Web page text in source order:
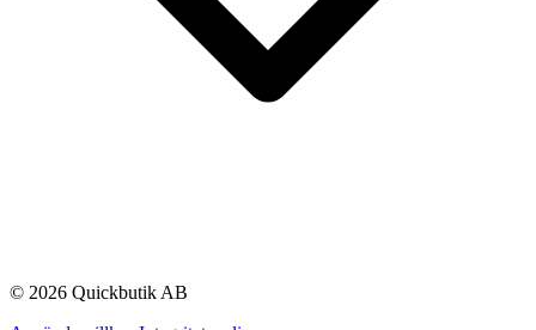
© 2026 Quickbutik AB